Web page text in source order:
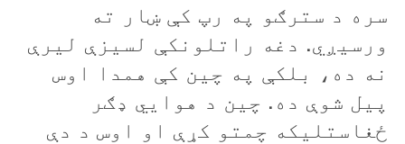
سره د سترګو په رپ کې ښار ته
ورسيږي. دغه راتلونکې لسيزې ليرې
نه ده، بلکې په چين کې همدا اوس
پيل شوې ده. چين د هوايي ډګر
ځغاستليکه چمتو کړې او اوس د دې